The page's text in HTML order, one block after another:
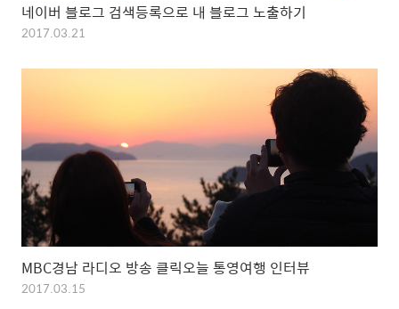
네이버 블로그 검색등록으로 내 블로그 노출하기
2017.03.21
MBC경남 라디오 방송 클릭오늘 통영여행 인터뷰
2017.03.15